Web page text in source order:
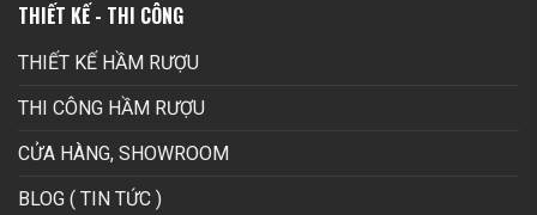
THIẾT KẾ - THI CÔNG
THIẾT KẾ HẦM RƯỢU
THI CÔNG HẦM RƯỢU
CỬA HÀNG, SHOWROOM
BLOG ( TIN TỨC )